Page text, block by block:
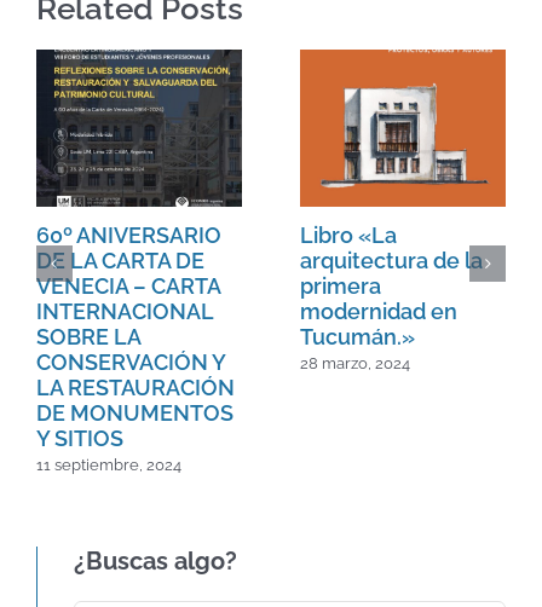
Related Posts
60º ANIVERSARIO
DE LA CARTA DE
VENECIA – CARTA
INTERNACIONAL
SOBRE LA
CONSERVACIÓN Y
LA RESTAURACIÓN
DE MONUMENTOS
Y SITIOS
11 septiembre, 2024
Libro «La
arquitectura de la
primera
modernidad en
Tucumán.»
28 marzo, 2024
¿Buscas algo?